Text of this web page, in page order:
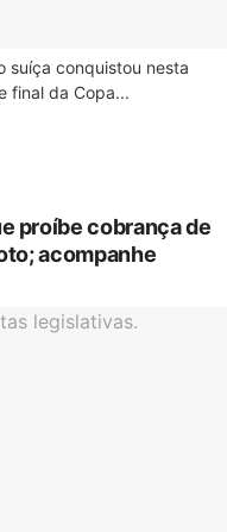
suíça conquistou nesta
final da Copa...
proíbe cobrança de
acompanhe